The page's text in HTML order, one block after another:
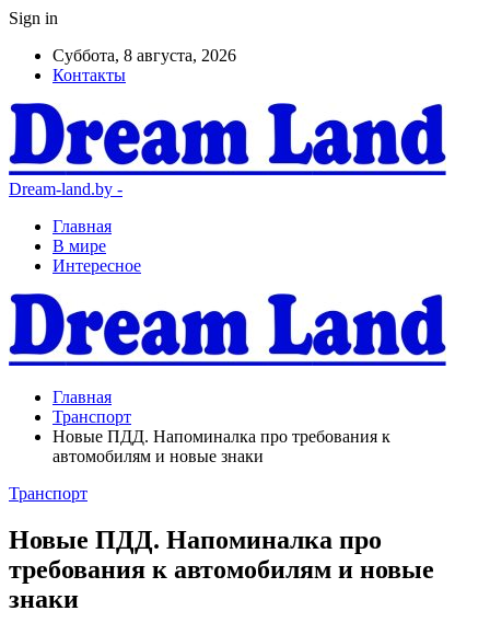
Sign in
Суббота, 8 августа, 2026
Контакты
Dream-land.by -
Главная
В мире
Интересное
Главная
Транспорт
Новые ПДД. Напоминалка про требования к
автомобилям и новые знаки
Транспорт
Новые ПДД. Напоминалка про
требования к автомобилям и новые
знаки